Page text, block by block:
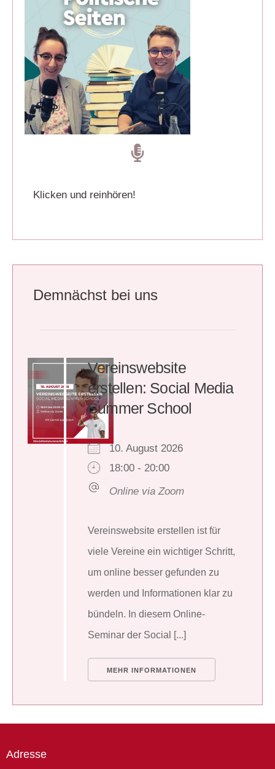
Klicken und reinhören!
Demnächst bei uns
Vereinswebsite
erstellen: Social Media
Summer School
10. August 2026
18:00 - 20:00
Online via Zoom
Vereinswebsite erstellen ist für
viele Vereine ein wichtiger Schritt,
um online besser gefunden zu
werden und Informationen klar zu
bündeln. In diesem Online-
Seminar der Social [...]
MEHR INFORMATIONEN
Adresse